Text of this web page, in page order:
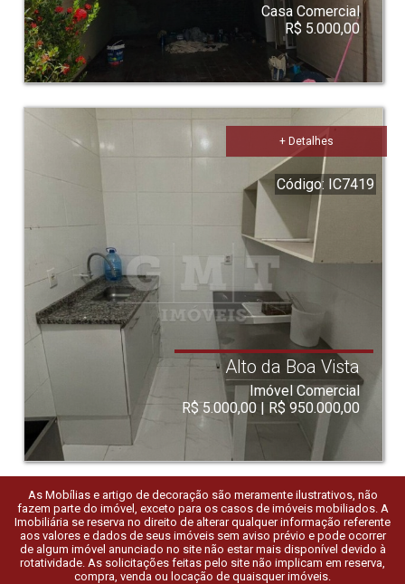
Casa Comercial
R$ 5.000,00
+ Detalhes
Código: IC7419
Alto da Boa Vista
Imóvel Comercial
R$ 5.000,00 | R$ 950.000,00
As Mobílias e artigo de decoração são meramente ilustrativos, não
fazem parte do imóvel, exceto para os casos de imóveis mobiliados. A
Imobiliária se reserva no direito de alterar qualquer informação referente
aos valores e dados de seus imóveis sem aviso prévio e pode ocorrer
de algum imóvel anunciado no site não estar mais disponível devido à
rotatividade. As solicitações feitas pelo site não implicam em reserva,
compra, venda ou locação de quaisquer imóveis.